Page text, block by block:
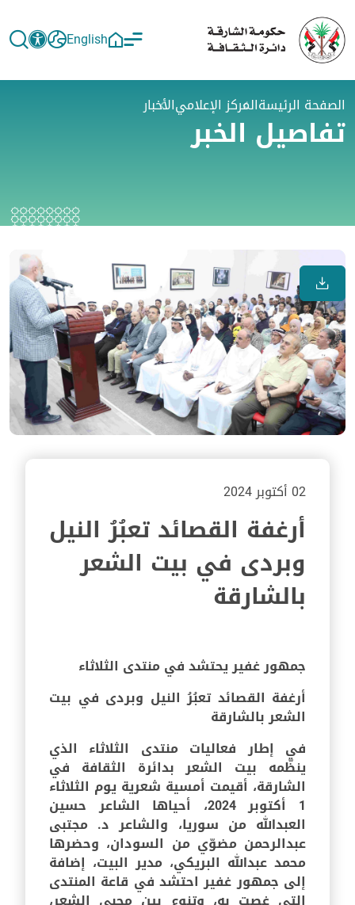
English
الصفحة الرئيسةالمركز الإعلاميالأخبار
تفاصيل الخبر
02 أكتوبر 2024
أرغفة القصائد تعبُرُ النيل
وبردى في بيت الشعر
بالشارقة
جمهور غفير يحتشد في منتدى الثلاثاء
أرغفة القصائد تعبُرُ النيل وبردى في بيت
الشعر بالشارقة
في إطار فعاليات منتدى الثلاثاء الذي
ينظّمه بيت الشعر بدائرة الثقافة في
الشارقة، أقيمت أمسية شعرية يوم الثلاثاء
1 أكتوبر 2024، أحياها الشاعر حسين
العبدالله من سوريا، والشاعر د. مجتبى
عبدالرحمن مضوّي من السودان، وحضرها
محمد عبدالله البريكي، مدير البيت، إضافة
إلى جمهور غفير احتشد في قاعة المنتدى